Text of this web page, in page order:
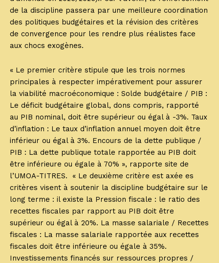
de la discipline passera par une meilleure coordination
des politiques budgétaires et la révision des critères
de convergence pour les rendre plus réalistes face
aux chocs exogènes.
« Le premier critère stipule que les trois normes
principales à respecter impérativement pour assurer
la viabilité macroéconomique : Solde budgétaire / PIB :
Le déficit budgétaire global, dons compris, rapporté
au PIB nominal, doit être supérieur ou égal à -3%. Taux
d’inflation : Le taux d’inflation annuel moyen doit être
inférieur ou égal à 3%. Encours de la dette publique /
PIB : La dette publique totale rapportée au PIB doit
être inférieure ou égale à 70% », rapporte site de
l’UMOA-TITRES. « Le deuxième critère est axée es
critères visent à soutenir la discipline budgétaire sur le
long terme : il existe la Pression fiscale : le ratio des
recettes fiscales par rapport au PIB doit être
supérieur ou égal à 20%. La masse salariale / Recettes
fiscales : La masse salariale rapportée aux recettes
fiscales doit être inférieure ou égale à 35%.
Investissements financés sur ressources propres /